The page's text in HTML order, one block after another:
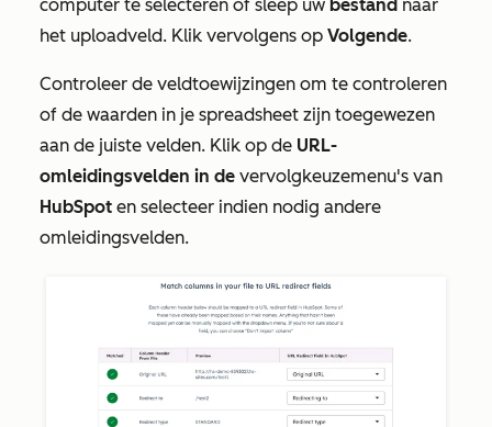
computer te selecteren of sleep uw bestand naar
het uploadveld. Klik vervolgens op Volgende.
Controleer de veldtoewijzingen om te controleren
of de waarden in je spreadsheet zijn toegewezen
aan de juiste velden. Klik op de URL-
omleidingsvelden in de vervolgkeuzemenu's van
HubSpot en selecteer indien nodig andere
omleidingsvelden.